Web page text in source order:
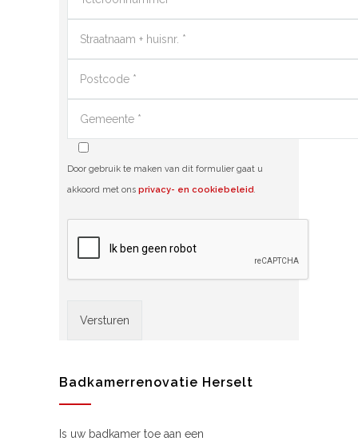
Door gebruik te maken van dit formulier gaat u
akkoord met ons privacy- en cookiebeleid.
Badkamerrenovatie Herselt
Is uw badkamer toe aan een